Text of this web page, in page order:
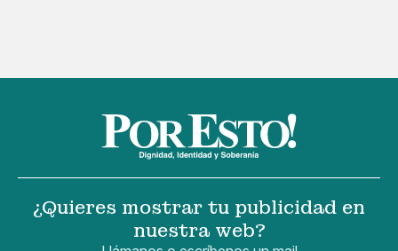
¿Quieres mostrar tu publicidad en
nuestra web?